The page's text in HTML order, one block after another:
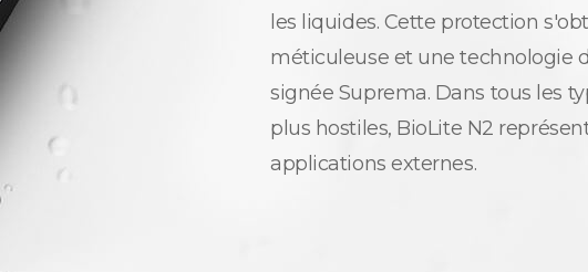
les liquides. Cette protection
méticuleuse et une technologie
signée Suprema. Dans tous les
plus hostiles, BioLite N2
applications externes.